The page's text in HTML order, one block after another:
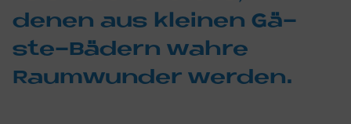
de­nen aus klei­nen Gä­
ste-Bä­dern wah­re
Raum­wun­der wer­den.